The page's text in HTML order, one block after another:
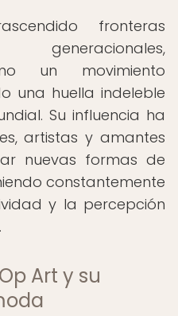
fronteras
un movimiento
una huella indeleble
Su influencia ha
artistas y amantes
nuevas formas de
constantemente
y la percepción
Art y su